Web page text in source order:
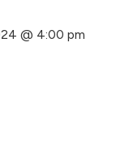
@ 4:00 pm